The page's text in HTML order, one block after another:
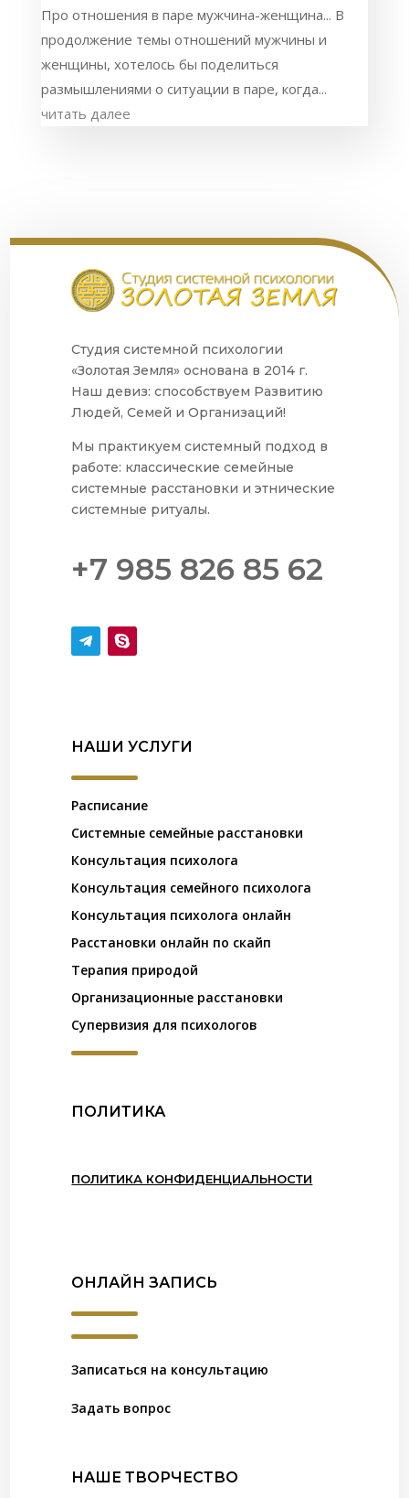
Про отношения в паре мужчина-женщина... В
продолжение темы отношений мужчины и
женщины, хотелось бы поделиться
размышлениями о ситуации в паре, когда...
читать далее
Студия системной психологии
«Золотая Земля» основана в 2014 г.
Наш девиз: способствуем Развитию
Людей, Семей и Организаций!
Мы практикуем системный подход в
работе: классические семейные
системные расстановки и этнические
системные ритуалы.
+7 985 826 85 62
НАШИ УСЛУГИ
Расписание
Системные семейные расстановки
Консультация психолога
Консультация семейного психолога
Консультация психолога онлайн
Расстановки онлайн по скайп
Терапия природой
Организационные расстановки
Супервизия для психологов
ПОЛИТИКА
ПОЛИТИКА КОНФИДЕНЦИАЛЬНОСТИ
ОНЛАЙН ЗАПИСЬ
Записаться на консультацию
Задать вопрос
НАШЕ ТВОРЧЕСТВО